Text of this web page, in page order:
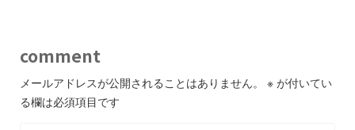
comment
メールアドレスが公開されることはありません。 ※ が付いてい
る欄は必須項目です